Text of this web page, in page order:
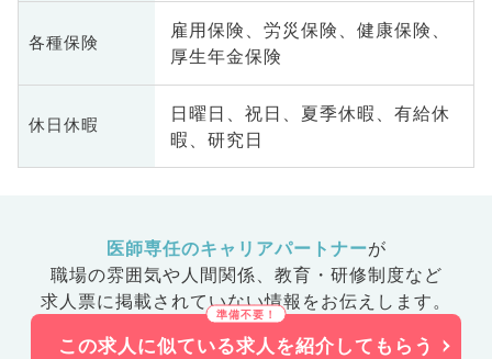
各種保険
雇用保険、労災保険、健康保険、
厚生年金保険
休日休暇
日曜日、祝日、夏季休暇、有給休
暇、研究日
医師専任のキャリアパートナーが
職場の雰囲気や人間関係、 教育・研修制度など
求人票に掲載されていない情報をお伝えします。
この求人に似ている求人を紹介してもらう